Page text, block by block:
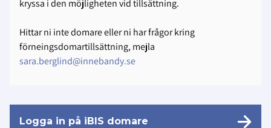
kryssa i den möjligheten vid tillsättning.
Hittar ni inte domare eller ni har frågor kring
förneingsdomartillsättning, mejla
sara.berglind@innebandy.se
Logga in på iBIS domare